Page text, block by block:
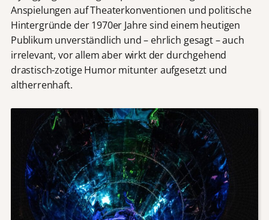
Anspielungen auf Theaterkonventionen und politische
Hintergründe der 1970er Jahre sind einem heutigen
Publikum unverständlich und – ehrlich gesagt – auch
irrelevant, vor allem aber wirkt der durchgehend
drastisch-zotige Humor mitunter aufgesetzt und
altherrenhaft.